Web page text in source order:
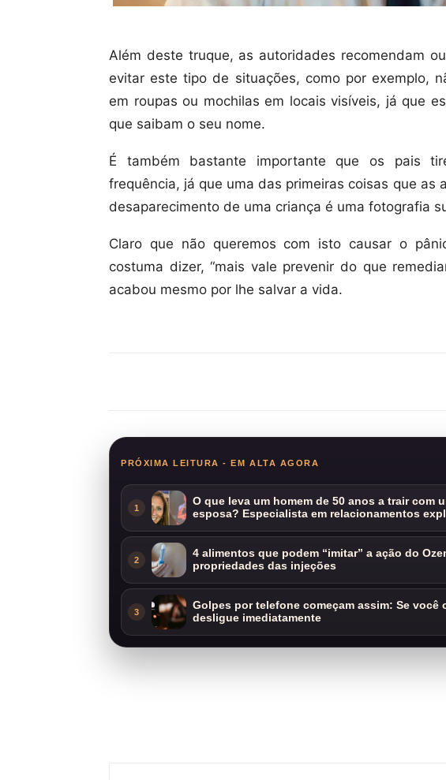
Além deste truque, as autoridades recomendam
evitar este tipo de situações, como por exemplo,
em roupas ou mochilas em locais visíveis, já que
que saibam o seu nome.
É também bastante importante que os pais
frequência, já que uma das primeiras coisas que as
desaparecimento de uma criança é uma fotografia
Claro que não queremos com isto causar o
costuma dizer, “mais vale prevenir do que
acabou mesmo por lhe salvar a vida.
PRÓXIMA LEITURA - EM ALTA AGORA
1
O que leva um homem de 50 anos a trair com
esposa? Especialista em relacionamentos
2
4 alimentos que podem “imitar” a ação do
propriedades das injeções
3
Golpes por telefone começam assim: Se você
desligue imediatamente